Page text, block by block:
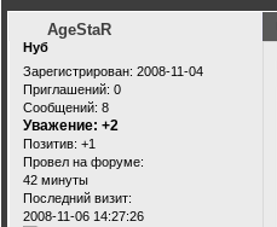
AgeStaR
Нуб
Зарегистрирован: 2008-11-04
Приглашений: 0
Сообщений: 8
Уважение: +2
Позитив: +1
Провел на форуме:
42 минуты
Последний визит:
2008-11-06 14:27:26